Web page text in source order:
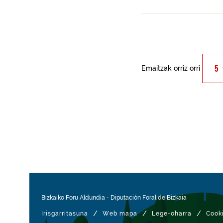
Emaitzak orriz orri
Bizkaiko Foru Aldundia - Diputación Foral de Bizkaia
Irisgarritasuna / Web mapa / Lege-oharra /